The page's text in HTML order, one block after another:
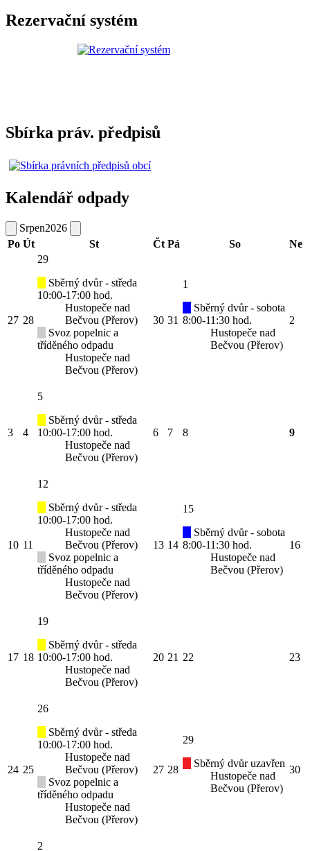
Rezervační systém
Sbírka práv. předpisů
Kalendář odpady
Srpen2026
Po Út St Čt Pá So Ne
27 28
29
Sběrný dvůr - středa
10:00-17:00 hod.
Hustopeče nad
Bečvou (Přerov)
Svoz popelnic a
tříděného odpadu
Hustopeče nad
Bečvou (Přerov)
30 31
1
Sběrný dvůr - sobota
8:00-11:30 hod.
Hustopeče nad
Bečvou (Přerov)
2
3 4
5
Sběrný dvůr - středa
10:00-17:00 hod.
Hustopeče nad
Bečvou (Přerov)
6 7 8 9
10 11
12
Sběrný dvůr - středa
10:00-17:00 hod.
Hustopeče nad
Bečvou (Přerov)
Svoz popelnic a
tříděného odpadu
Hustopeče nad
Bečvou (Přerov)
13 14
15
Sběrný dvůr - sobota
8:00-11:30 hod.
Hustopeče nad
Bečvou (Přerov)
16
17 18
19
Sběrný dvůr - středa
10:00-17:00 hod.
Hustopeče nad
Bečvou (Přerov)
20 21 22 23
24 25
26
Sběrný dvůr - středa
10:00-17:00 hod.
Hustopeče nad
Bečvou (Přerov)
Svoz popelnic a
tříděného odpadu
Hustopeče nad
Bečvou (Přerov)
27 28
29
Sběrný dvůr uzavřen
Hustopeče nad
Bečvou (Přerov)
30
2